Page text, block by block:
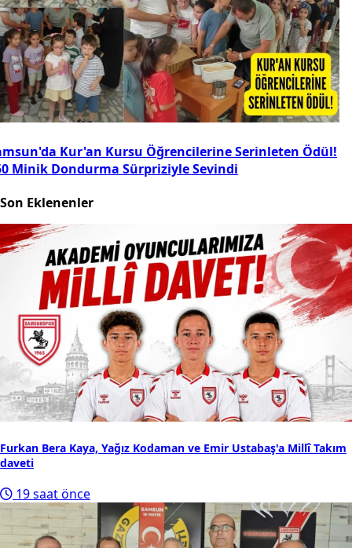
Kur'an Kursu Öğrencilerine Serinleten Ödül!
Minik Dondurma Sürpriziyle Sevindi
Son Eklenenler
Furkan Bera Kaya, Yağız Kodaman ve Emir Ustabaş'a Millî Takım
daveti
19 saat önce